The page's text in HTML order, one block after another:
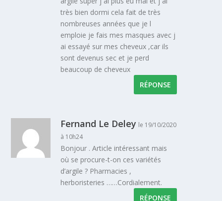
très bien dormi cela fait de très
nombreuses années que je l
emploie je fais mes masques avec j
ai essayé sur mes cheveux ,car ils
sont devenus sec et je perd
beaucoup de cheveux
RÉPONSE
Fernand Le Deley le 19/10/2020
à 10h24
Bonjour . Article intéressant mais
où se procure-t-on ces variétés
d’argile ? Pharmacies ,
herboristeries ……Cordialement.
RÉPONSE